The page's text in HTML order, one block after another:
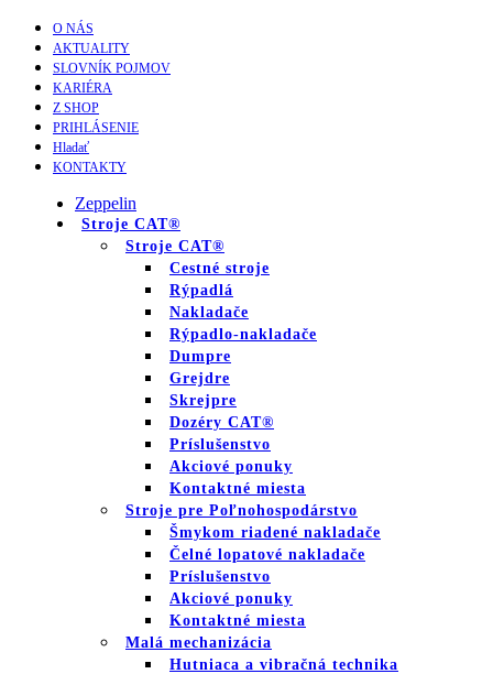
O NÁS
AKTUALITY
SLOVNÍK POJMOV
KARIÉRA
Z SHOP
PRIHLÁSENIE
Hladať
KONTAKTY
Zeppelin
Stroje CAT®
Stroje CAT®
Cestné stroje
Rýpadlá
Nakladače
Rýpadlo-nakladače
Dumpre
Grejdre
Skrejpre
Dozéry CAT®
Príslušenstvo
Akciové ponuky
Kontaktné miesta
Stroje pre Poľnohospodárstvo
Šmykom riadené nakladače
Čelné lopatové nakladače
Príslušenstvo
Akciové ponuky
Kontaktné miesta
Malá mechanizácia
Hutniaca a vibračná technika